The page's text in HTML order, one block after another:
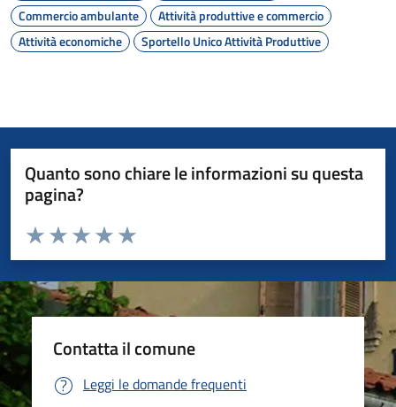
Commercio ambulante
Attività produttive e commercio
Attività economiche
Sportello Unico Attività Produttive
Quanto sono chiare le informazioni su questa
pagina?
Valuta da 1 a 5 stelle la pagina
Valuta 5 stelle su 5
Valuta 4 stelle su 5
Valuta 3 stelle su 5
Valuta 2 stelle su 5
Valuta 1 stelle su 5
Contatta il comune
Leggi le domande frequenti